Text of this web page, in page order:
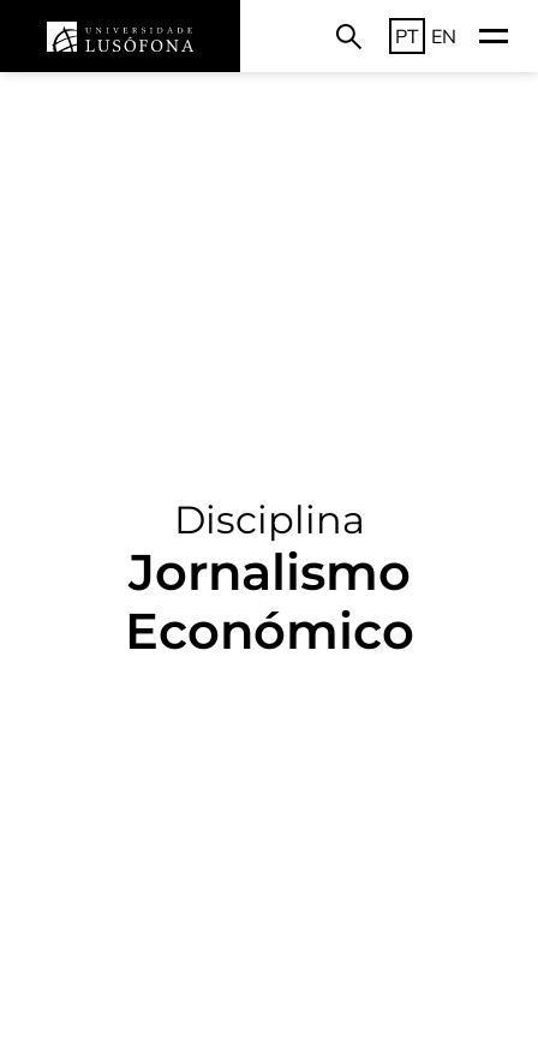
PT EN
Disciplina
Jornalismo
Económico